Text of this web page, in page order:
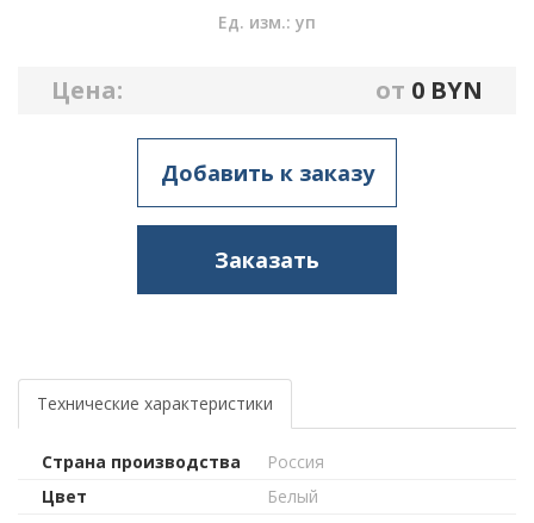
Ед. изм.: уп
Цена: от 0 BYN
Добавить к заказу
Заказать
Технические характеристики
Страна производства
Россия
Цвет
Белый